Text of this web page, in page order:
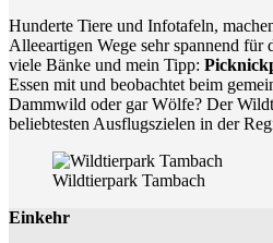
Hunderte Tiere und Infotafeln,
Alleeartigen Wege sehr spannend
viele Bänke und mein Tipp:
Essen mit und beobachtet beim
Dammwild oder gar Wölfe? Der
beliebtesten Ausflugszielen in der
Wildtierpark Tambach
Einkehr